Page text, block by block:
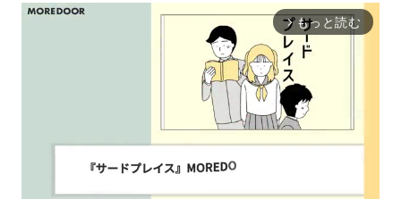
arrow_forward_ios もっと読む